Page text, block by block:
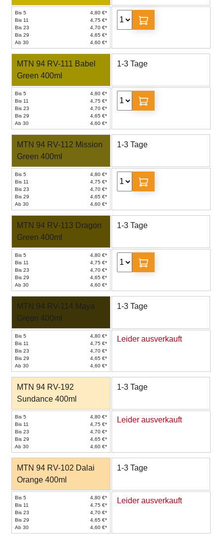
Bis 5
4,80 €*
Bis 11
4,75 €*
Bis 23
4,70 €*
Bis 29
4,65 €*
Ab 30
4,60 €*
MTN 94 RV-111 Babel
Green 400ml
1-3 Tage
Bis 5
4,80 €*
Bis 11
4,75 €*
Bis 23
4,70 €*
Bis 29
4,65 €*
Ab 30
4,60 €*
MTN 94 RV-112 Mission
Green 400ml
1-3 Tage
Bis 5
4,80 €*
Bis 11
4,75 €*
Bis 23
4,70 €*
Bis 29
4,65 €*
Ab 30
4,60 €*
MTN 94 RV-113 Dragon
Green 400ml
1-3 Tage
Bis 5
4,80 €*
Bis 11
4,75 €*
Bis 23
4,70 €*
Bis 29
4,65 €*
Ab 30
4,60 €*
MTN 94 RV-114 Maya
Green 400ml
1-3 Tage
Bis 5
4,80 €*
Bis 11
4,75 €*
Bis 23
4,70 €*
Bis 29
4,65 €*
Ab 30
4,60 €*
Leider ausverkauft
MTN 94 RV-192
Sundance 400ml
1-3 Tage
Bis 5
4,80 €*
Bis 11
4,75 €*
Bis 23
4,70 €*
Bis 29
4,65 €*
Ab 30
4,60 €*
Leider ausverkauft
MTN 94 RV-102 Dalai
Orange 400ml
1-3 Tage
Bis 5
4,80 €*
Bis 11
4,75 €*
Bis 23
4,70 €*
Bis 29
4,65 €*
Ab 30
4,60 €*
Leider ausverkauft